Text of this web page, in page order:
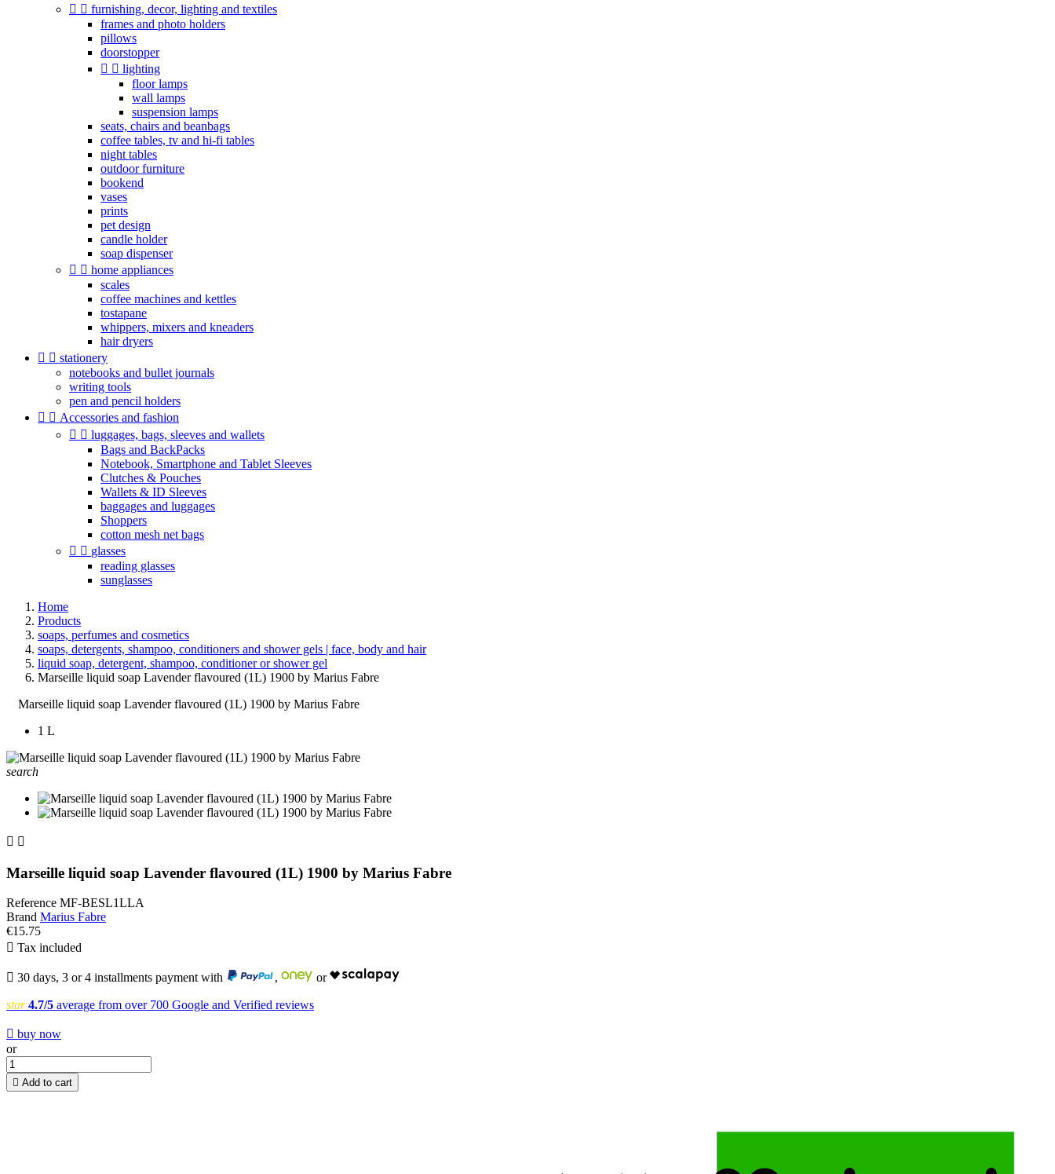
  furnishing, decor, lighting and textiles
frames and photo holders
pillows
doorstopper
  lighting
floor lamps
wall lamps
suspension lamps
seats, chairs and beanbags
coffee tables, tv and hi-fi tables
night tables
outdoor furniture
bookend
vases
prints
pet design
candle holder
soap dispenser
  home appliances
scales
coffee machines and kettles
tostapane
whippers, mixers and kneaders
hair dryers
  stationery
notebooks and bullet journals
writing tools
pen and pencil holders
  Accessories and fashion
  luggages, bags, sleeves and wallets
Bags and BackPacks
Notebook, Smartphone and Tablet Sleeves
Clutches & Pouches
Wallets & ID Sleeves
baggages and luggages
Shoppers
cotton mesh net bags
  glasses
reading glasses
sunglasses
Home
Products
soaps, perfumes and cosmetics
soaps, detergents, shampoo, conditioners and shower gels | face, body and hair
liquid soap, detergent, shampoo, conditioner or shower gel
Marseille liquid soap Lavender flavoured (1L) 1900 by Marius Fabre
Marseille liquid soap Lavender flavoured (1L) 1900 by Marius Fabre
1 L
search
 
Marseille liquid soap Lavender flavoured (1L) 1900 by Marius Fabre
Reference MF-BESL1LLA
Brand Marius Fabre
€15.75
 Tax included
 30 days, 3 or 4 installments payment with , or
star 4.7/5 average from over 700 Google and Verified reviews
 buy now
or
 Add to cart